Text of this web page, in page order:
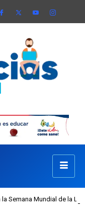
de la Lactancia Materna